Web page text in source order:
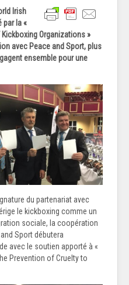
Irish
par la «
Organizations »
avec Peace and Sport, plus
ensemble pour une
du partenariat avec
le kickboxing comme un
sociale, la coopération
Sport débutera
avec le soutien apporté à «
Prevention of Cruelty to